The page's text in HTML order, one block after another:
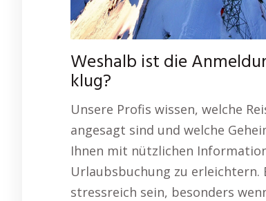
Weshalb ist die
klug?
Unsere Profis wissen, welche
angesagt sind und welche
Ihnen mit nützlichen
Urlaubsbuchung zu erleichtern.
stressreich sein, besonders